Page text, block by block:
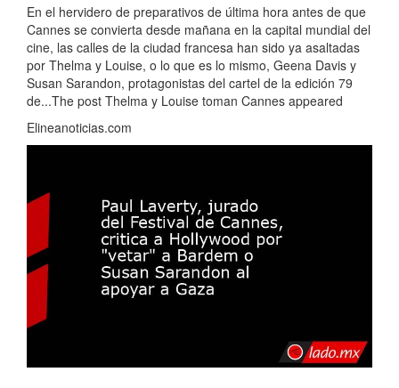
En el hervidero de preparativos de última hora antes de que
Cannes se convierta desde mañana en la capital mundial del
cine, las calles de la ciudad francesa han sido ya asaltadas
por Thelma y Louise, o lo que es lo mismo, Geena Davis y
Susan Sarandon, protagonistas del cartel de la edición 79
de...The post Thelma y Louise toman Cannes appeared
Elineanoticias.com